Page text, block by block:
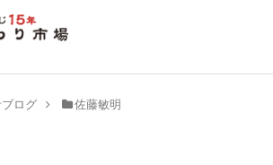
ログ 佐藤敏明